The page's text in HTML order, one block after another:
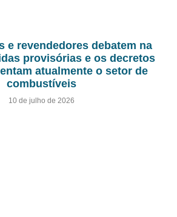
e revendedores debatem na
provisórias e os decretos
atualmente o setor de
combustíveis
10 de julho de 2026